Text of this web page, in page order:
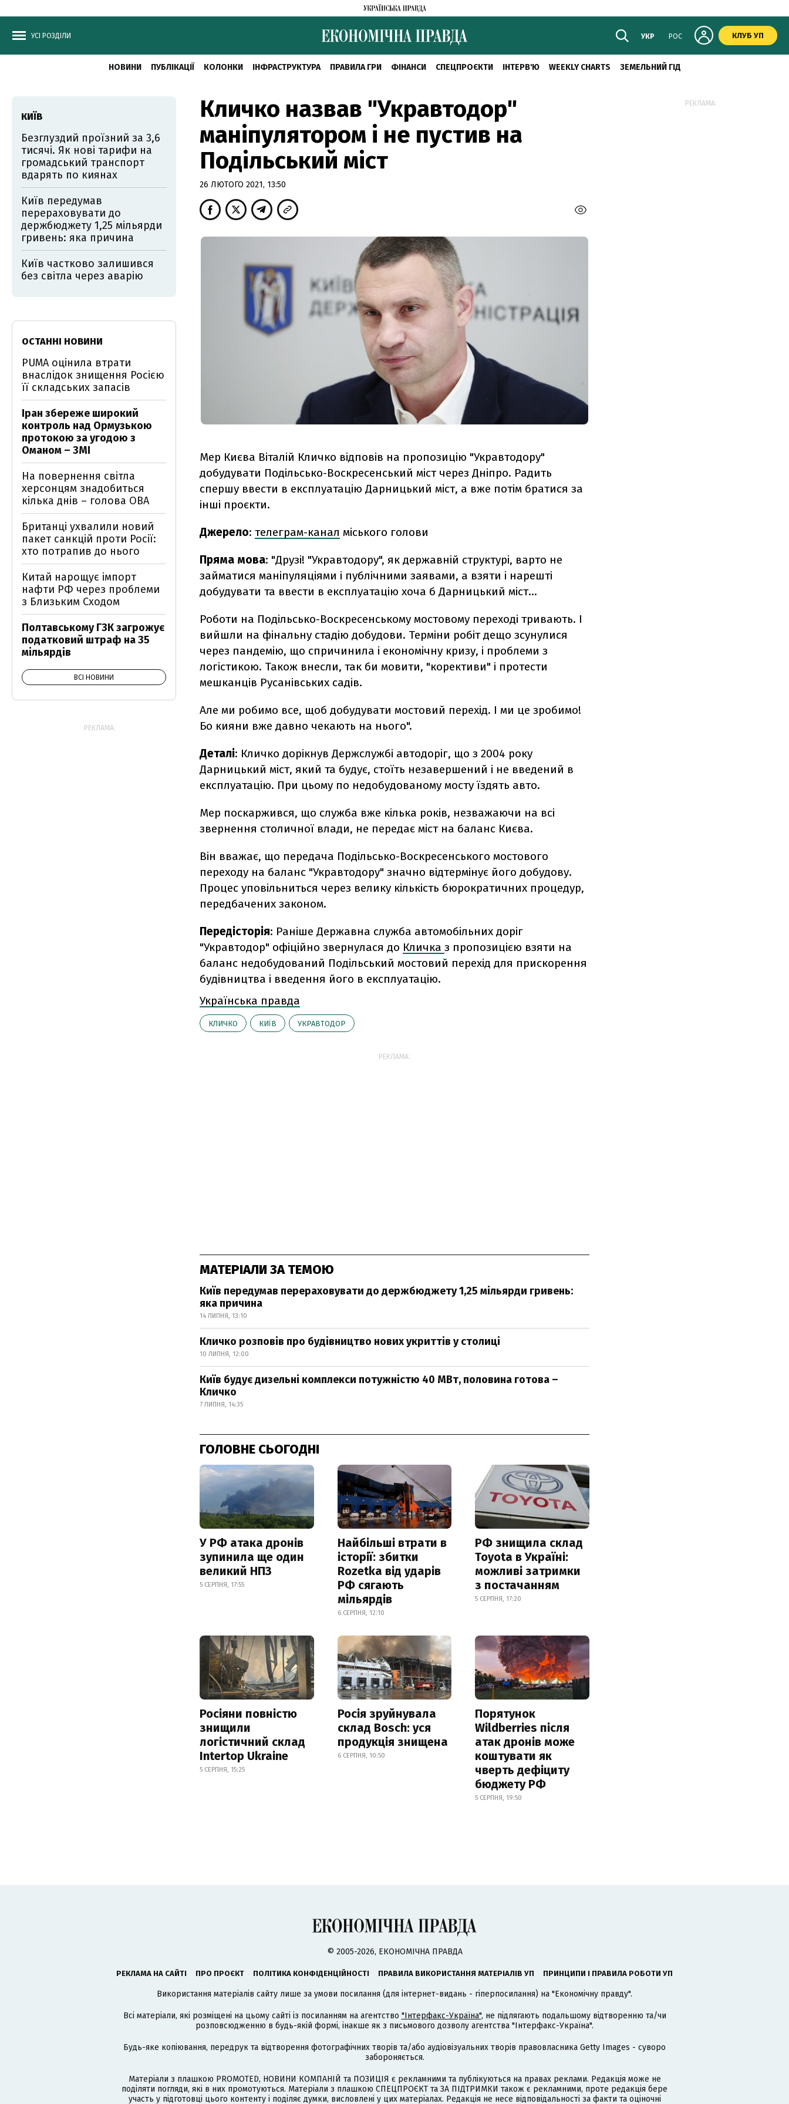
УСІ РОЗДІЛИ УКР РОС КЛУБ УП
НОВИНИ ПУБЛІКАЦІЇ КОЛОНКИ ІНФРАСТРУКТУРА ПРАВИЛА ГРИ ФІНАНСИ СПЕЦПРОЄКТИ ІНТЕРВ'Ю WEEKLY CHARTS ЗЕМЕЛЬНИЙ ГІД
Кличко назвав "Укравтодор"
маніпулятором і не пустив на
Подільський міст
26 ЛЮТОГО 2021, 13:50
Мер Києва Віталій Кличко відповів на пропозицію "Укравтодору"
добудувати Подільсько-Воскресенський міст через Дніпро. Радить
спершу ввести в експлуатацію Дарницький міст, а вже потім братися за
інші проєкти.
Джерело: телеграм-канал міського голови
Пряма мова: "Друзі! "Укравтодору", як державній структурі, варто не
займатися маніпуляціями і публічними заявами, а взяти і нарешті
добудувати та ввести в експлуатацію хоча б Дарницький міст…
Роботи на Подільсько-Воскресенському мостовому переході тривають. І
вийшли на фінальну стадію добудови. Терміни робіт дещо зсунулися
через пандемію, що спричинила і економічну кризу, і проблеми з
логістикою. Також внесли, так би мовити, "корективи" і протести
мешканців Русанівських садів.
Але ми робимо все, щоб добудувати мостовий перехід. І ми це зробимо!
Бо кияни вже давно чекають на нього".
Деталі: Кличко дорікнув Держслужбі автодоріг, що з 2004 року
Дарницький міст, який та будує, стоїть незавершений і не введений в
експлуатацію. При цьому по недобудованому мосту їздять авто.
Мер поскаржився, що служба вже кілька років, незважаючи на всі
звернення столичної влади, не передає міст на баланс Києва.
Він вважає, що передача Подільсько-Воскресенського мостового
переходу на баланс "Укравтодору" значно відтермінує його добудову.
Процес уповільниться через велику кількість бюрократичних процедур,
передбачених законом.
Передісторія: Раніше Державна служба автомобільних доріг
"Укравтодор" офіційно звернулася до Кличка з пропозицією взяти на
баланс недобудований Подільський мостовий перехід для прискорення
будівництва і введення його в експлуатацію.
Українська правда
КЛИЧКО КИЇВ УКРАВТОДОР
РЕКЛАМА:
МАТЕРІАЛИ ЗА ТЕМОЮ
Київ передумав перераховувати до держбюджету 1,25 мільярди гривень:
яка причина
14 ЛИПНЯ, 13:10
Кличко розповів про будівництво нових укриттів у столиці
10 ЛИПНЯ, 12:00
Київ будує дизельні комплекси потужністю 40 МВт, половина готова –
Кличко
7 ЛИПНЯ, 14:35
ГОЛОВНЕ СЬОГОДНІ
У РФ атака дронів
зупинила ще один
великий НПЗ
5 СЕРПНЯ, 17:55
Найбільші втрати в
історії: збитки
Rozetka від ударів
РФ сягають
мільярдів
6 СЕРПНЯ, 12:10
РФ знищила склад
Toyota в Україні:
можливі затримки
з постачанням
5 СЕРПНЯ, 17:20
Росіяни повністю
знищили
логістичний склад
Intertop Ukraine
5 СЕРПНЯ, 15:25
Росія зруйнувала
склад Bosch: уся
продукція знищена
6 СЕРПНЯ, 10:50
Порятунок
Wildberries після
атак дронів може
коштувати як
чверть дефіциту
бюджету РФ
5 СЕРПНЯ, 19:50
КИЇВ
Безглуздий проїзний за 3,6
тисячі. Як нові тарифи на
громадський транспорт
вдарять по киянах
Київ передумав
перераховувати до
держбюджету 1,25 мільярди
гривень: яка причина
Київ частково залишився
без світла через аварію
ОСТАННІ НОВИНИ
PUMA оцінила втрати
внаслідок знищення Росією
її складських запасів
Іран збереже широкий
контроль над Ормузькою
протокою за угодою з
Оманом – ЗМІ
На повернення світла
херсонцям знадобиться
кілька днів – голова ОВА
Британці ухвалили новий
пакет санкцій проти Росії:
хто потрапив до нього
Китай нарощує імпорт
нафти РФ через проблеми
з Близьким Сходом
Полтавському ГЗК загрожує
податковий штраф на 35
мільярдів
ВСІ НОВИНИ
РЕКЛАМА:
РЕКЛАМА:
© 2005-2026, ЕКОНОМІЧНА ПРАВДА
РЕКЛАМА НА САЙТІ ПРО ПРОЄКТ ПОЛІТИКА КОНФІДЕНЦІЙНОСТІ ПРАВИЛА ВИКОРИСТАННЯ МАТЕРІАЛІВ УП ПРИНЦИПИ І ПРАВИЛА РОБОТИ УП
Використання матеріалів сайту лише за умови посилання (для інтернет-видань - гіперпосилання) на "Економічну правду".
Всі матеріали, які розміщені на цьому сайті із посиланням на агентство "Інтерфакс-Україна", не підлягають подальшому відтворенню та/чи
розповсюдженню в будь-якій формі, інакше як з письмового дозволу агентства "Інтерфакс-Україна".
Будь-яке копіювання, передрук та відтворення фотографічних творів та/або аудіовізуальних творів правовласника Getty Images - суворо
забороняється.
Матеріали з плашкою PROMOTED, НОВИНИ КОМПАНІЙ та ПОЗИЦІЯ є рекламними та публікуються на правах реклами. Редакція може не
поділяти погляди, які в них промотуються. Матеріали з плашкою СПЕЦПРОЄКТ та ЗА ПІДТРИМКИ також є рекламними, проте редакція бере
участь у підготовці цього контенту і поділяє думки, висловлені у цих матеріалах. Редакція не несе відповідальності за факти та оціночні